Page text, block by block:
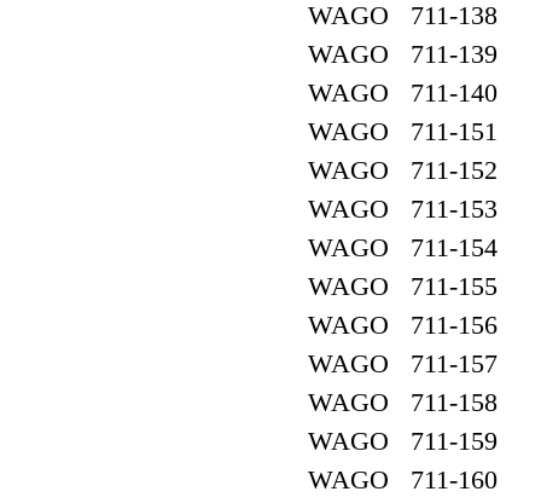
WAGO 711-138
WAGO 711-139
WAGO 711-140
WAGO 711-151
WAGO 711-152
WAGO 711-153
WAGO 711-154
WAGO 711-155
WAGO 711-156
WAGO 711-157
WAGO 711-158
WAGO 711-159
WAGO 711-160